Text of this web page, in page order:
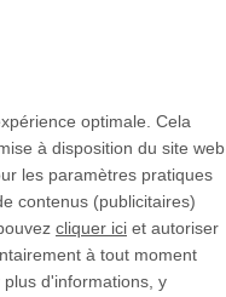
optimale. Cela
à disposition du site web
les paramètres pratiques
contenus (publicitaires)
cliquer ici et autoriser
à tout moment
d'informations, y